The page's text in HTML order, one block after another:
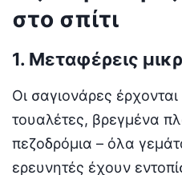
στο σπίτι
1. Μεταφέρεις
Οι σαγιονάρες
τουαλέτες, βρεγμένα
πεζοδρόμια – όλα
ερευνητές έχουν